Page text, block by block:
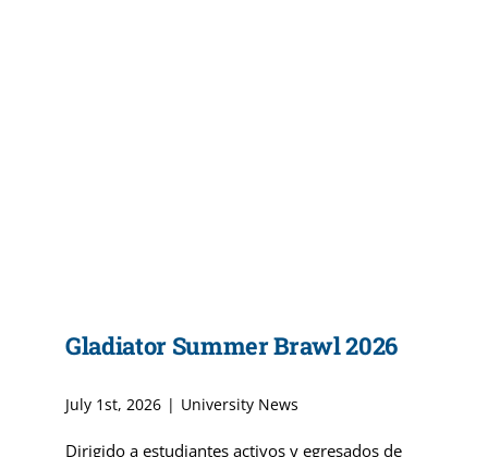
Gladiator Summer Brawl 2026
July 1st, 2026 | University News
Dirigido a estudiantes activos y egresados de